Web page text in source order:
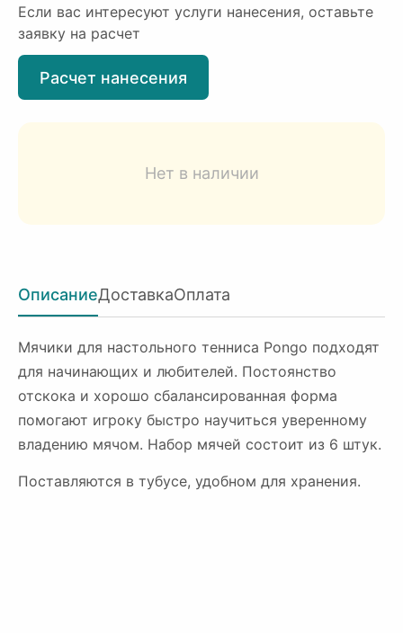
Если вас интересуют услуги нанесения, оставьте
заявку на расчет
Расчет нанесения
Нет в наличии
ОписаниеДоставкаОплата
Мячики для настольного тенниса Pongo подходят
для начинающих и любителей. Постоянство
отскока и хорошо сбалансированная форма
помогают игроку быстро научиться уверенному
владению мячом. Набор мячей состоит из 6 штук.
Поставляются в тубусе, удобном для хранения.